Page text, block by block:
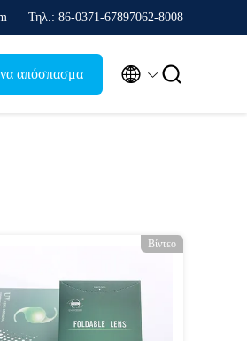
Τηλ.: 86-0371-67897062-8008
απόσπασμα  
Βίντεο